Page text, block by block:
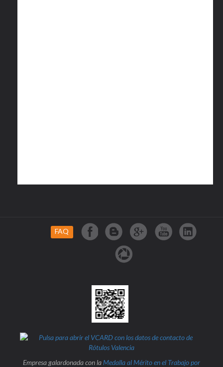
FAQ
Empresa galardonada con la Medalla al Mérito en el Trabajo por